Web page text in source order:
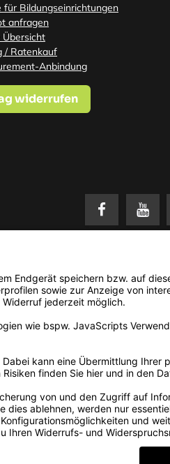
für Bildungseinrichtungen
anfragen
Übersicht
/ Ratenkauf
Anbindung
widerrufen